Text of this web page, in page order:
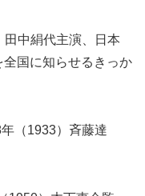
田中絹代主演、日本
国に知らせるきっか
（1933）斉藤達